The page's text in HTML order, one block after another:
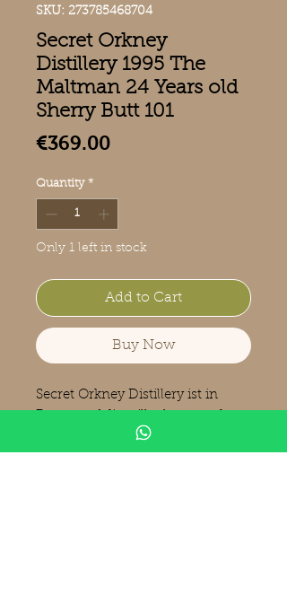
SKU: 273785468704
Secret Orkney
Distillery 1995 The
Maltman 24 Years old
Sherry Butt 101
€369.00Price
Quantity *
Only 1 left in stock
Add to Cart
Buy Now
Secret Orkney Distillery ist in
einzige andere Brennerei von